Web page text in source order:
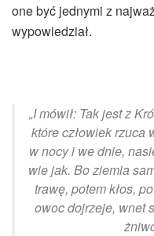
one być jednymi z
wypowiedział.
„I mówił: Tak jest z
które człowiek rzuca
w nocy i we dnie,
wie jak. Bo ziemia
trawę, potem kłos,
owoc dojrzeje, wnet